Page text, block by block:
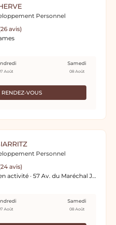
Personnel
avis)
RENDEZ-VOUS
Août
Samedi
08 Août
Personnel
avis)
Plus de 15 ans en activité · 57 Av. du Maréchal Juin
Août
Samedi
08 Août